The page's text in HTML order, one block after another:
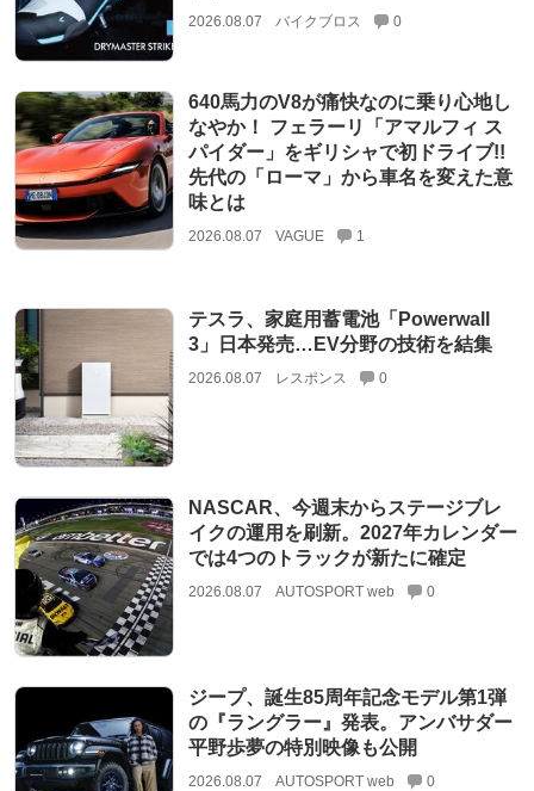
2026.08.07 バイクブロス 0
640馬力のV8が痛快なのに乗り心地し
なやか！ フェラーリ「アマルフィ ス
パイダー」をギリシャで初ドライブ!!
先代の「ローマ」から車名を変えた意
味とは
2026.08.07 VAGUE 1
テスラ、家庭用蓄電池「Powerwall
3」日本発売…EV分野の技術を結集
2026.08.07 レスポンス 0
NASCAR、今週末からステージブレ
イクの運用を刷新。2027年カレンダー
では4つのトラックが新たに確定
2026.08.07 AUTOSPORT web 0
ジープ、誕生85周年記念モデル第1弾
の『ラングラー』発表。アンバサダー
平野歩夢の特別映像も公開
2026.08.07 AUTOSPORT web 0